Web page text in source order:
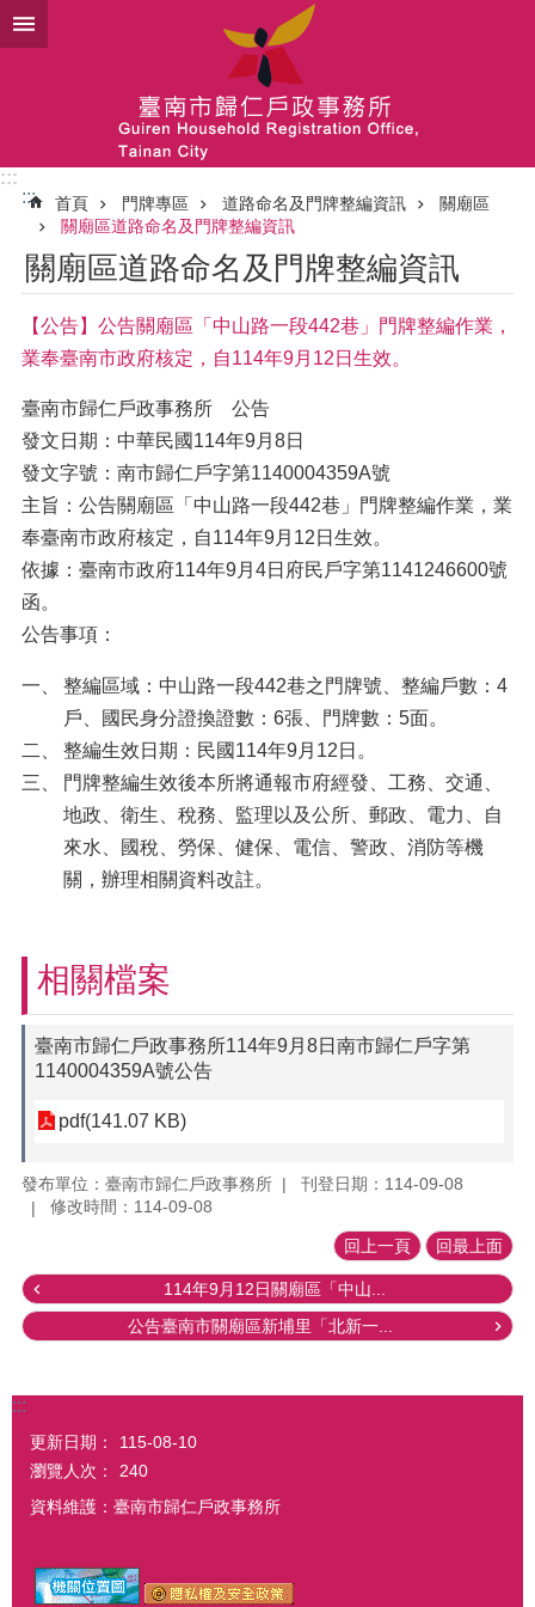
跳到主要內容區塊
:::
:::
首頁 門牌專區 道路命名及門牌整編資訊
關廟區
關廟區道路命名及門牌整編資訊
關廟區道路命名及門牌整編資訊
【公告】公告關廟區「中山路一段442巷」門牌整編作業，
業奉臺南市政府核定，自114年9月12日生效。
臺南市歸仁戶政事務所 公告
發文日期：中華民國114年9月8日
發文字號：南市歸仁戶字第1140004359A號
主旨：公告關廟區「中山路一段442巷」門牌整編作業，業
奉臺南市政府核定，自114年9月12日生效。
依據：臺南市政府114年9月4日府民戶字第1141246600號
函。
公告事項：
整編區域：中山路一段442巷之門牌號、整編戶數：4
戶、國民身分證換證數：6張、門牌數：5面。
整編生效日期：民國114年9月12日。
門牌整編生效後本所將通報市府經發、工務、交通、
地政、衛生、稅務、監理以及公所、郵政、電力、自
來水、國稅、勞保、健保、電信、警政、消防等機
關，辦理相關資料改註。
相關檔案
臺南市歸仁戶政事務所114年9月8日南市歸仁戶字第
1140004359A號公告
pdf(141.07 KB)
發布單位：臺南市歸仁戶政事務所
刊登日期：114-09-08
修改時間：114-09-08
回上一頁 回最上面
114年9月12日關廟區「中山...
公告臺南市關廟區新埔里「北新一...
:::
更新日期：
115-08-10
瀏覽人次：
240
資料維護：臺南市歸仁戶政事務所